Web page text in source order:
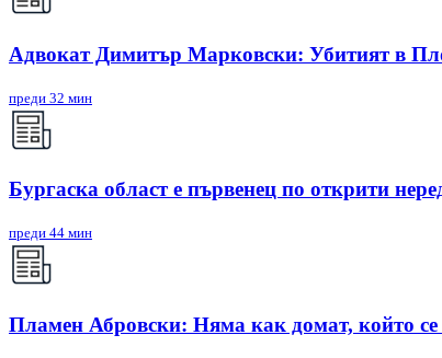
Адвокат Димитър Марковски: Убитият в
преди 32 мин
Бургаска област е първенец по открити
преди 44 мин
Пламен Абровски: Няма как домат, който се